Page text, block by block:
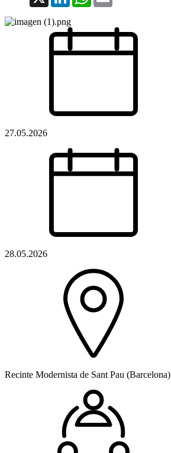
27.05.2026
28.05.2026
Recinte Modernista de Sant Pau (Barcelona)